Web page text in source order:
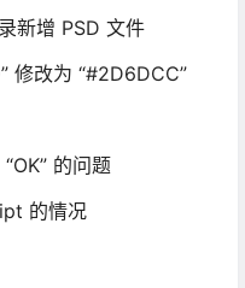
新增 PSD 文件
修改为 “#2D6DCC”
的问题
的情况